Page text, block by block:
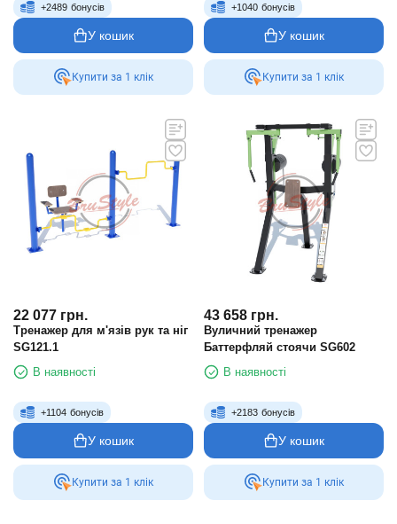
+2489 бонусів
У кошик
Купити за 1 клiк
+1040 бонусів
У кошик
Купити за 1 клiк
22 077 грн.
Тренажер для м'язів рук та ніг
SG121.1
В наявності
+1104 бонусів
У кошик
Купити за 1 клiк
43 658 грн.
Вуличний тренажер
Баттерфляй стоячи SG602
В наявності
+2183 бонусів
У кошик
Купити за 1 клiк